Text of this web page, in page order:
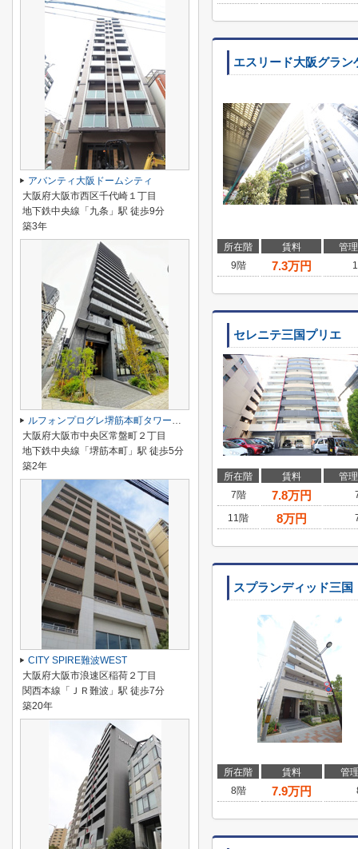
エスリード大阪グラン
所在階 賃料
管
9階
7.3万円
セレニテ三国プリエ
所在階 賃料
管
7階
7.8万円
11階 8万円
スプランディッド三
所在階 賃料
管
8階
7.9万円
アバンティ大阪ドームシティ
大阪府大阪市西区千代崎１丁目
地下鉄中央線「九条」駅 徒歩9分
築3年
ルフォンプログレ堺筋本町タワーレジデンス
大阪府大阪市中央区常盤町２丁目
地下鉄中央線「堺筋本町」駅 徒歩5分
築2年
CITY SPIRE難波WEST
大阪府大阪市浪速区稲荷２丁目
関西本線「ＪＲ難波」駅 徒歩7分
築20年